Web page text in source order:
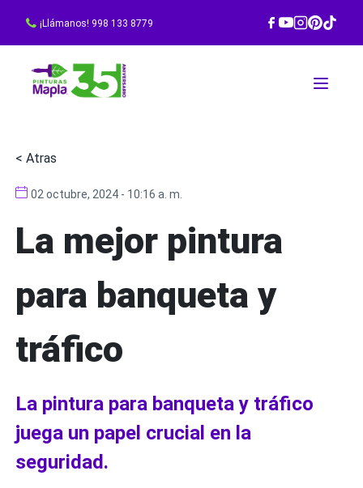
¡Llámanos! 998 133 8779
< Atras
02 octubre, 2024 - 10:16 a. m.
La mejor pintura
para banqueta y
tráfico
La pintura para banqueta y tráfico
juega un papel crucial en la
seguridad.